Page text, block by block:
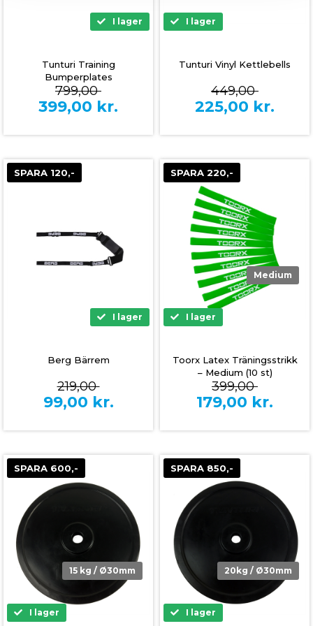
I lager
Tunturi Training
Bumperplates
799,00
399,00 kr.
I lager
Tunturi Vinyl Kettlebells
449,00
225,00 kr.
SPARA 120,-
I lager
Berg Bärrem
219,00
99,00 kr.
SPARA 220,-
Medium
I lager
Toorx Latex Träningsstrikk
– Medium (10 st)
399,00
179,00 kr.
SPARA 600,-
15 kg / Ø30mm
I lager
SPARA 850,-
20kg / Ø30mm
I lager